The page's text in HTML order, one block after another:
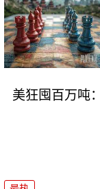
美狂囤百万吨